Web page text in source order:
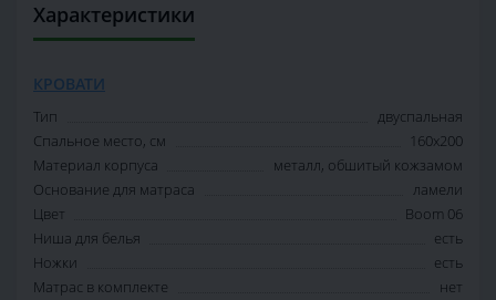
Характеристики
КРОВАТИ
Тип
двуспальная
Спальное место, см
160х200
Материал корпуса
металл, обшитый кожзамом
Основание для матраса
ламели
Цвет
Boom 06
Ниша для белья
есть
Ножки
есть
Матрас в комплекте
нет